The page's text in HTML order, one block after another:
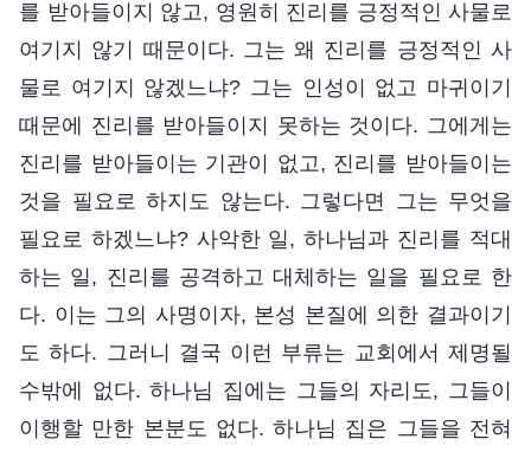
를 받아들이지 않고, 영원히 진리를 긍정적인 사물로
여기지 않기 때문이다. 그는 왜 진리를 긍정적인 사
물로 여기지 않겠느냐? 그는 인성이 없고 마귀이기
때문에 진리를 받아들이지 못하는 것이다. 그에게는
진리를 받아들이는 기관이 없고, 진리를 받아들이는
것을 필요로 하지도 않는다. 그렇다면 그는 무엇을
필요로 하겠느냐? 사악한 일, 하나님과 진리를 적대
하는 일, 진리를 공격하고 대체하는 일을 필요로 한
다. 이는 그의 사명이자, 본성 본질에 의한 결과이기
도 하다. 그러니 결국 이런 부류는 교회에서 제명될
수밖에 없다. 하나님 집에는 그들의 자리도, 그들이
이행할 만한 본분도 없다. 하나님 집은 그들을 전혀